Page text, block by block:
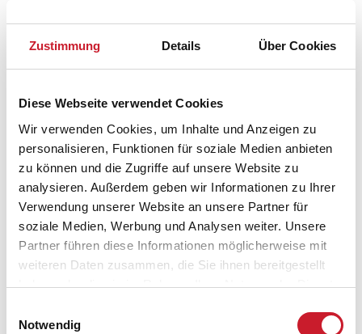
Zustimmung Details Über Cookies
Diese Webseite verwendet Cookies
Wir verwenden Cookies, um Inhalte und Anzeigen zu
personalisieren, Funktionen für soziale Medien anbieten
zu können und die Zugriffe auf unsere Website zu
analysieren. Außerdem geben wir Informationen zu Ihrer
Verwendung unserer Website an unsere Partner für
soziale Medien, Werbung und Analysen weiter. Unsere
Partner führen diese Informationen möglicherweise mit
weiteren Daten zusammen, die Sie ihnen bereitgestellt
haben oder die sie im Rahmen Ihrer Nutzung der Dienste
Notwendig
Belegungskalender
Reisedauer auswählen
Anzahl Reisende auswählen
Anreisetag im Belegungskalender anklicken
Sie bekommen Verfügbarkeit und Preis angezeigt
Reisedauer
Bitte beachten Sie, dass sich bei Änderungen des
Reisezeitraumes auch Änderungen bei der
Hausbeschreibung und/oder der Ausstattung ergeben
können.